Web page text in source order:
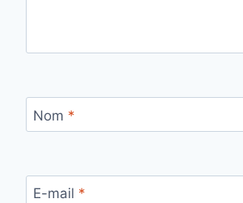
Nom *
E-mail *